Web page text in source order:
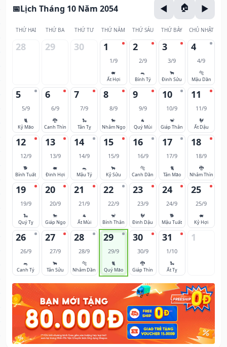
Lịch Tháng 10 Năm 2054
THỨ HAI THỨ BA THỨ TƯ THỨ NĂM THỨ SÁU THỨ BẢY CHỦ NHẬT
28 29 30 1
1/9
🐖
Ất Hợi
2
2/9
🐀
Bính Tý
3
3/9
🐂
Đinh Sửu
4
4/9
🐅
Mậu Dần
5
5/9
🐈
Kỷ Mão
6
6/9
🐉
Canh Thìn
7
7/9
🐍
Tân Tỵ
8
8/9
🐎
Nhâm Ngọ
9
9/9
🐐
Quý Mùi
10
10/9
🐒
Giáp Thân
11
11/9
🐓
Ất Dậu
12
12/9
🐕
Bính Tuất
13
13/9
🐖
Đinh Hợi
14
14/9
🐀
Mậu Tý
15
15/9
🐂
Kỷ Sửu
16
16/9
🐅
Canh Dần
17
17/9
🐈
Tân Mão
18
18/9
🐉
Nhâm Thìn
19
19/9
🐍
Quý Tỵ
20
20/9
🐎
Giáp Ngọ
21
21/9
🐐
Ất Mùi
22
22/9
🐒
Bính Thân
23
23/9
🐓
Đinh Dậu
24
24/9
🐕
Mậu Tuất
25
25/9
🐖
Kỷ Hợi
26
26/9
🐀
Canh Tý
27
27/9
🐂
Tân Sửu
28
28/9
🐅
Nhâm Dần
29
29/9
🐈
Quý Mão
30
30/9
🐉
Giáp Thìn
31
1/10
🐍
Ất Tỵ
1